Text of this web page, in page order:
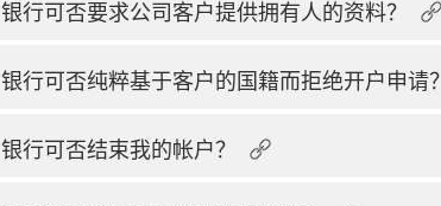
银行可否要求公司客户提供拥有人的资料？
银行可否纯粹基于客户的国籍而拒绝开户申请？
银行可否结束我的帐户？